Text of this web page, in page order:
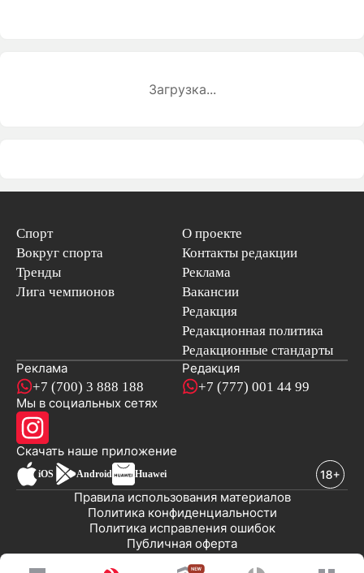
Загрузка...
Спорт
Вокруг спорта
Тренды
Лига чемпионов
О проекте
Контакты редакции
Реклама
Вакансии
Редакция
Редакционная политика
Редакционные стандарты
Реклама
+7 (700) 3 888 188
Редакция
+7 (777) 001 44 99
Мы в социальных сетях
Скачать наше приложениеновостей
iOS Android Huawei
Публичная оферта
Политика исправления ошибок
Политика конфиденциальности
Правила использования материалов